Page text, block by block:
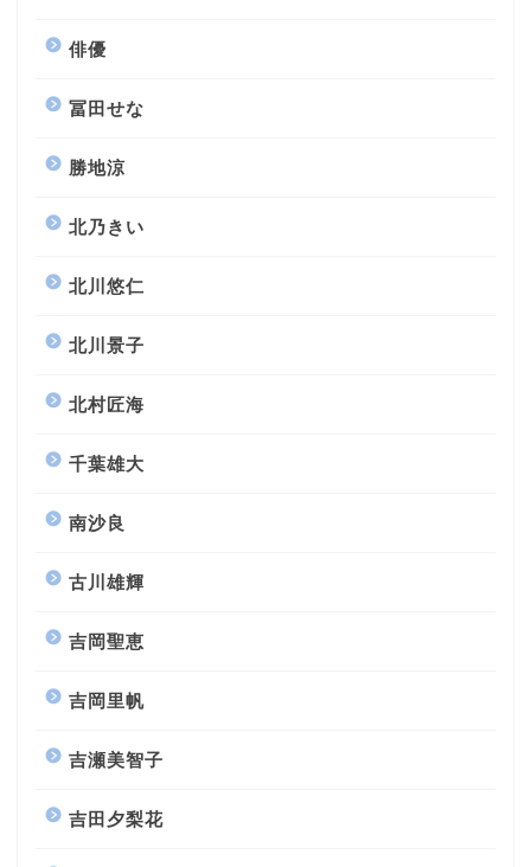
俳優
冨田せな
勝地涼
北乃きい
北川悠仁
北川景子
北村匠海
千葉雄大
南沙良
古川雄輝
吉岡聖恵
吉岡里帆
吉瀬美智子
吉田夕梨花